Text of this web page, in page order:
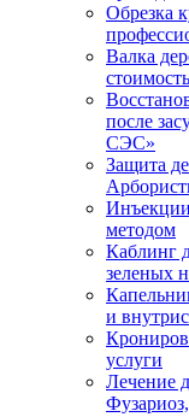
Обрезка
Валка
после
СЭС»
Защита
методом
Каблинг
зеленых
и
услуги
Лечение